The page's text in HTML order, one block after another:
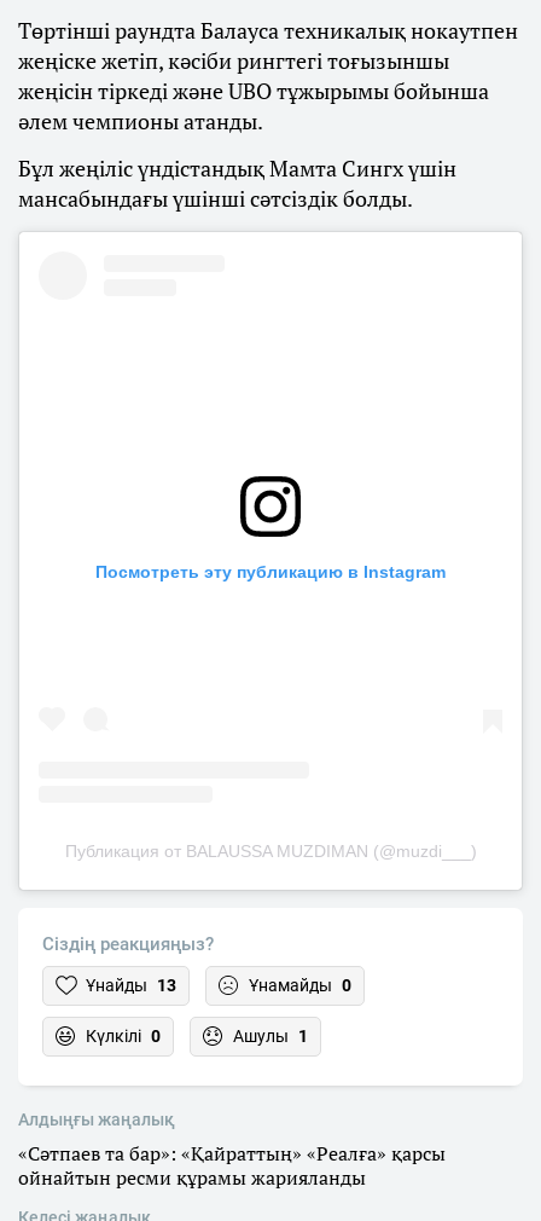
Төртінші раундта Балауса техникалық нокаутпен
жеңіске жетіп, кәсіби рингтегі тоғызыншы
жеңісін тіркеді және UBO тұжырымы бойынша
әлем чемпионы атанды.
Бұл жеңіліс үндістандық Мамта Сингх үшін
мансабындағы үшінші сәтсіздік болды.
Посмотреть эту публикацию в Instagram
Публикация от BALAUSSA MUZDIMAN (@muzdi___)
Сіздің реакцияңыз?
Ұнайды 13 Ұнамайды 0
Күлкілі 0 Ашулы 1
Алдыңғы жаңалық
«Сәтпаев та бар»: «Қайраттың» «Реалға» қарсы
ойнайтын ресми құрамы жарияланды
Келесі жаңалық